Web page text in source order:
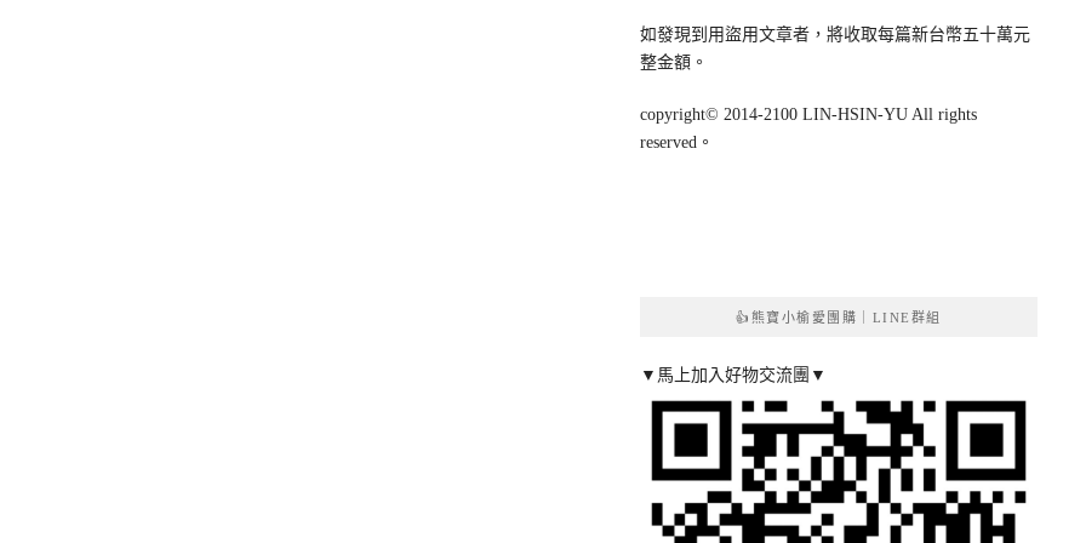
如發現到用盜用文章者，將收取每篇新台幣五十萬元
整金額。
copyright© 2014-2100 LIN-HSIN-YU All rights
reserved。
👍熊寶小榆愛團購｜LINE群組
▼馬上加入好物交流團▼